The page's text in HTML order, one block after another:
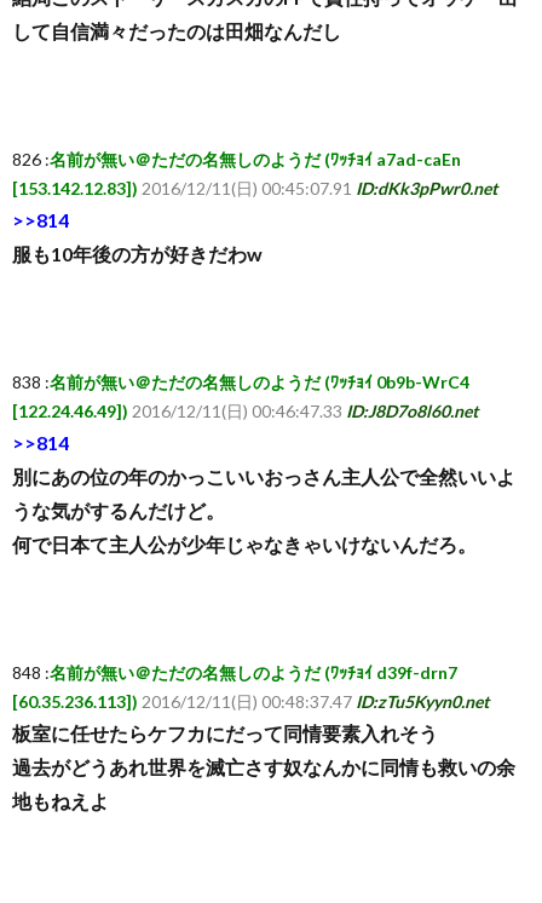
して自信満々だったのは田畑なんだし
826 :名前が無い＠ただの名無しのようだ (ﾜｯﾁｮｲ a7ad-caEn
[153.142.12.83]) 2016/12/11(日) 00:45:07.91 ID:dKk3pPwr0.net
>>814
服も10年後の方が好きだわw
838 :名前が無い＠ただの名無しのようだ (ﾜｯﾁｮｲ 0b9b-WrC4
[122.24.46.49]) 2016/12/11(日) 00:46:47.33 ID:J8D7o8l60.net
>>814
別にあの位の年のかっこいいおっさん主人公で全然いいよ
うな気がするんだけど。
何で日本て主人公が少年じゃなきゃいけないんだろ。
848 :名前が無い＠ただの名無しのようだ (ﾜｯﾁｮｲ d39f-drn7
[60.35.236.113]) 2016/12/11(日) 00:48:37.47 ID:zTu5Kyyn0.net
板室に任せたらケフカにだって同情要素入れそう
過去がどうあれ世界を滅亡さす奴なんかに同情も救いの余
地もねえよ